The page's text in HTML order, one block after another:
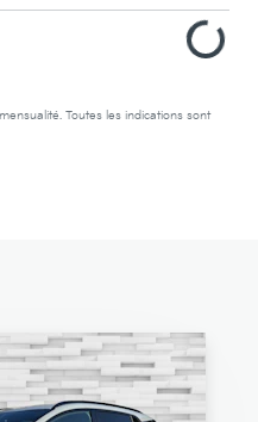
Toutes les indications sont